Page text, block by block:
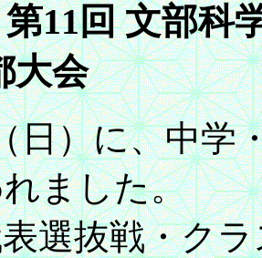
11回 文部科
大会
日）に、中学
ました。
選抜戦・ク